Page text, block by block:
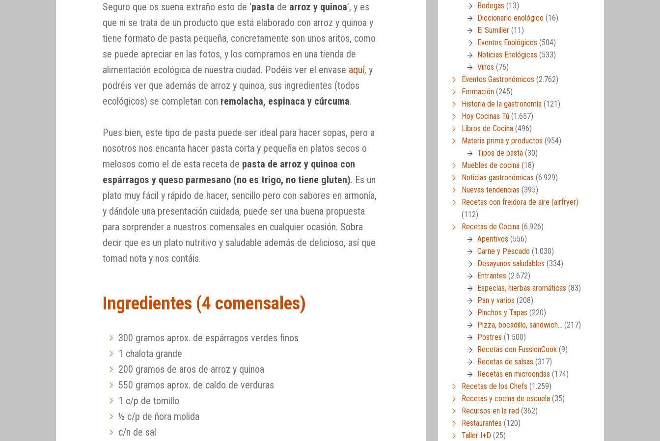
Seguro que os suena extraño esto de ‘pasta de arroz y quinoa’, y es
que ni se trata de un producto que está elaborado con arroz y quinoa y
tiene formato de pasta pequeña, concretamente son unos aritos, como
se puede apreciar en las fotos, y los compramos en una tienda de
alimentación ecológica de nuestra ciudad. Podéis ver el envase aquí, y
podréis ver que además de arroz y quinoa, sus ingredientes (todos
ecológicos) se completan con remolacha, espinaca y cúrcuma.
Pues bien, este tipo de pasta puede ser ideal para hacer sopas, pero a
nosotros nos encanta hacer pasta corta y pequeña en platos secos o
melosos como el de esta receta de pasta de arroz y quinoa con
espárragos y queso parmesano (no es trigo, no tiene gluten). Es un
plato muy fácil y rápido de hacer, sencillo pero con sabores en armonía,
y dándole una presentación cuidada, puede ser una buena propuesta
para sorprender a nuestros comensales en cualquier ocasión. Sobra
decir que es un plato nutritivo y saludable además de delicioso, así que
tomad nota y nos contáis.
Ingredientes (4 comensales)
300 gramos aprox. de espárragos verdes finos
1 chalota grande
200 gramos de aros de arroz y quinoa
550 gramos aprox. de caldo de verduras
1 c/p de tomillo
½ c/p de ñora molida
c/n de sal
Bodegas (13)
Diccionario enológico (16)
El Sumiller (11)
Eventos Enológicos (504)
Noticias Enológicas (533)
Vinos (76)
Eventos Gastronómicos (2.762)
Formación (245)
Historia de la gastronomía (121)
Hoy Cocinas Tú (1.657)
Libros de Cocina (496)
Materia prima y productos (954)
Tipos de pasta (30)
Muebles de cocina (18)
Noticias gastronómicas (6.929)
Nuevas tendencias (395)
Recetas con freidora de aire (airfryer)
(112)
Recetas de Cocina (6.926)
Aperitivos (556)
Carne y Pescado (1.030)
Desayunos saludables (334)
Entrantes (2.672)
Especias, hierbas aromáticas (83)
Pan y varios (208)
Pinchos y Tapas (220)
Pizza, bocadillo, sandwich… (217)
Postres (1.500)
Recetas con FussionCook (9)
Recetas de salsas (317)
Recetas en microondas (174)
Recetas de los Chefs (1.259)
Recetas y cocina de escuela (35)
Recursos en la red (362)
Restaurantes (120)
Taller I+D (25)